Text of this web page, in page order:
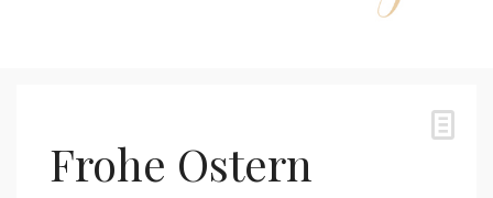
Frohe Ostern